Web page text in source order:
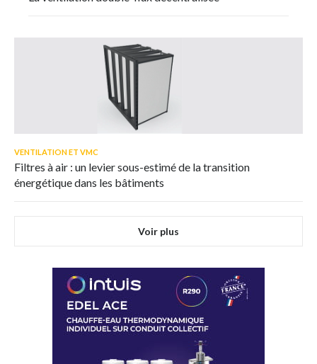
VENTILATION ET VMC
Filtres à air : un levier sous-estimé de la transition
énergétique dans les bâtiments
Voir plus